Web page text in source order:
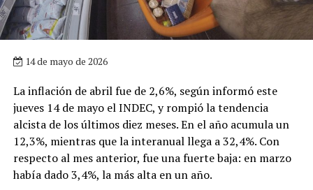
14 de mayo de 2026
La inflación de abril fue de 2,6%, según informó este
jueves 14 de mayo el INDEC, y rompió la tendencia
alcista de los últimos diez meses. En el año acumula un
12,3%, mientras que la interanual llega a 32,4%. Con
respecto al mes anterior, fue una fuerte baja: en marzo
había dado 3,4%, la más alta en un año.